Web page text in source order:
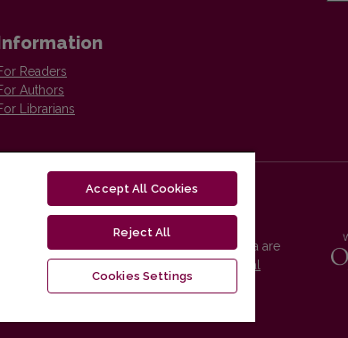
Readers
Authors
Librarians
Vilnius University Press platform and metadata are
distributed by
Creative Commons International
Accept All Cookies
Reject All
Cookies Settings